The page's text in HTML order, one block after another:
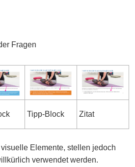
Fragen
Tipp-Block Zitat
Elemente, stellen jedoch
verwendet werden.